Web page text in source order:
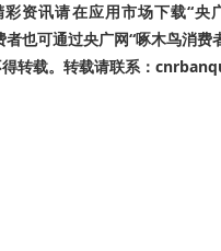
彩资讯请在应用市场下载“央
也可通过央广网“啄木鸟消费
转载。转载请联系：